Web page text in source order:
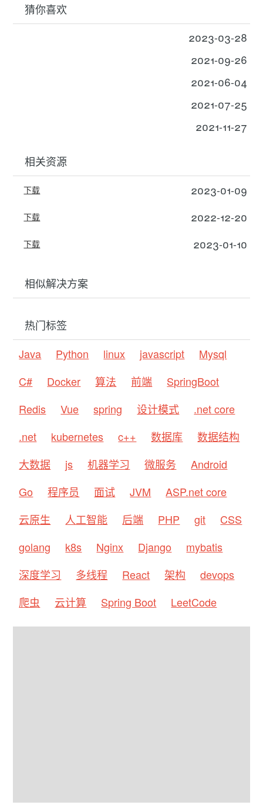
猜你喜欢
2023-03-28
2021-09-26
2021-06-04
2021-07-25
2021-11-27
相关资源
下载 2023-01-09
下载 2022-12-20
下载 2023-01-10
相似解决方案
热门标签
Java
Python linux javascript
Mysql
C#
Docker 算法 前端
SpringBoot
Redis
Vue spring 设计模式
.net core
.net
kubernetes c++ 数据库
数据结构
大数据
js 机器学习 微服务
Android
Go
程序员 面试 JVM
ASP.net core
云原生
人工智能 后端 PHP git
CSS
golang
k8s Nginx Django
mybatis
深度学习
多线程 React 架构
devops
爬虫
云计算 Spring Boot LeetCode